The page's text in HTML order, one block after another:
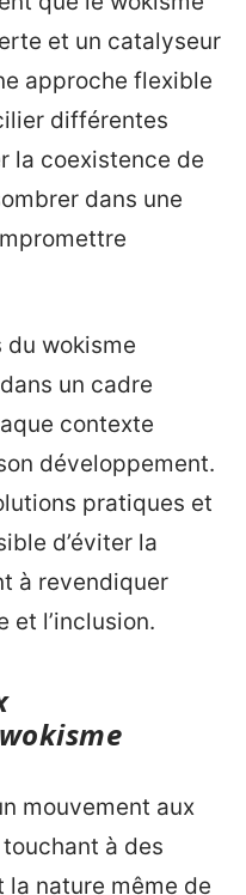
et un catalyseur
approche flexible
différentes
la coexistence de
dans une
wokisme
un cadre
contexte
développement.
pratiques et
d’éviter la
à revendiquer
et l’inclusion.
mouvement aux
à des
nature même de